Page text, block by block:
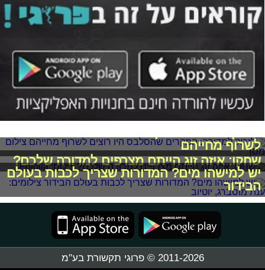
לשרוף מחייהם
שחקו: איזה זוג הייתם מצרפים למדורה שלכם?
יש למישהו מים? המדורות שצריך לכבות בעולם
הבידור
2011-2026 © פרוגי תקשורת בע"מ